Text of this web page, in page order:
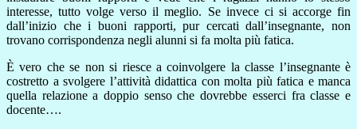
interesse, tutto volge verso il meglio. Se invece ci si accorge fin
dall’inizio che i buoni rapporti, pur cercati dall’insegnante, non
trovano corrispondenza negli alunni si fa molta più fatica.
È vero che se non si riesce a coinvolgere la classe l’insegnante è
costretto a svolgere l’attività didattica con molta più fatica e manca
quella relazione a doppio senso che dovrebbe esserci fra classe e
docente….